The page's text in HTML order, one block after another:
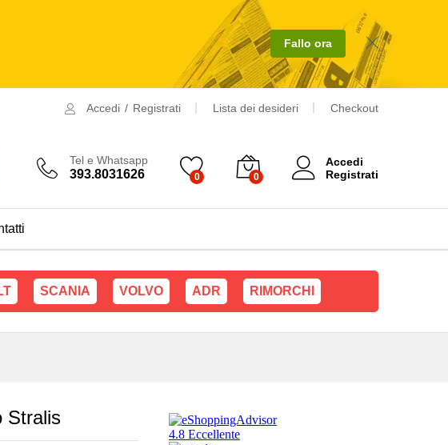
Fallo ora
Accedi / Registrati Lista dei desideri Checkout
Tel e Whatsapp
393.8031626 0 0
Accedi
Registrati
SCANIA VOLVO ADR RIMORCHI
Stralis
Aggiungi al carrello